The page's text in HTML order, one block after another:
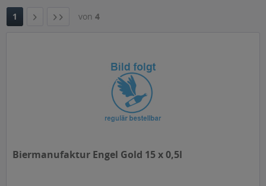
1 von 4
Biermanufaktur Engel Gold 15 x 0,5l